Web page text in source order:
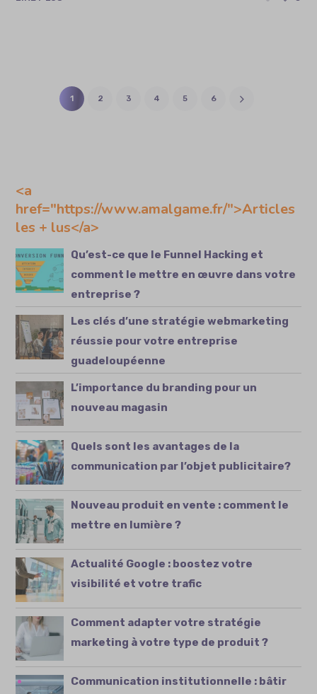
1 2 3 4 5 6
<a
href="https://www.amalgame.fr/">Articles
les + lus</a>
Qu’est-ce que le Funnel Hacking et
comment le mettre en œuvre dans votre
entreprise ?
Les clés d’une stratégie webmarketing
réussie pour votre entreprise
guadeloupéenne
L’importance du branding pour un
nouveau magasin
Quels sont les avantages de la
communication par l’objet publicitaire?
Nouveau produit en vente : comment le
mettre en lumière ?
Actualité Google : boostez votre
visibilité et votre trafic
Comment adapter votre stratégie
marketing à votre type de produit ?
Communication institutionnelle : bâtir